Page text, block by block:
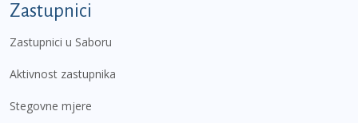
Zastupnici
Zastupnici u Saboru
Aktivnost zastupnika
Stegovne mjere